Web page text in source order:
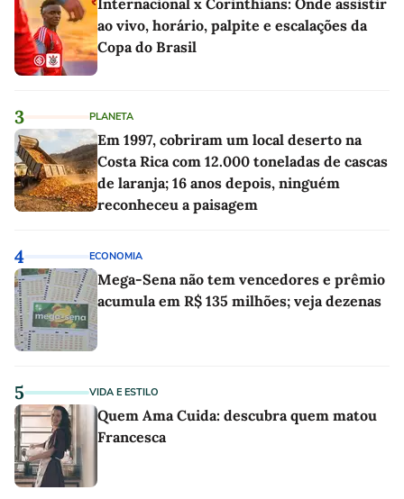
ao vivo, horário, palpite e escalações da
Copa do Brasil
3 PLANETA
Em 1997, cobriram um local deserto na
Costa Rica com 12.000 toneladas de cascas
de laranja; 16 anos depois, ninguém
reconheceu a paisagem
4 ECONOMIA
Mega-Sena não tem vencedores e prêmio
acumula em R$ 135 milhões; veja dezenas
5 VIDA E ESTILO
Quem Ama Cuida: descubra quem matou
Francesca